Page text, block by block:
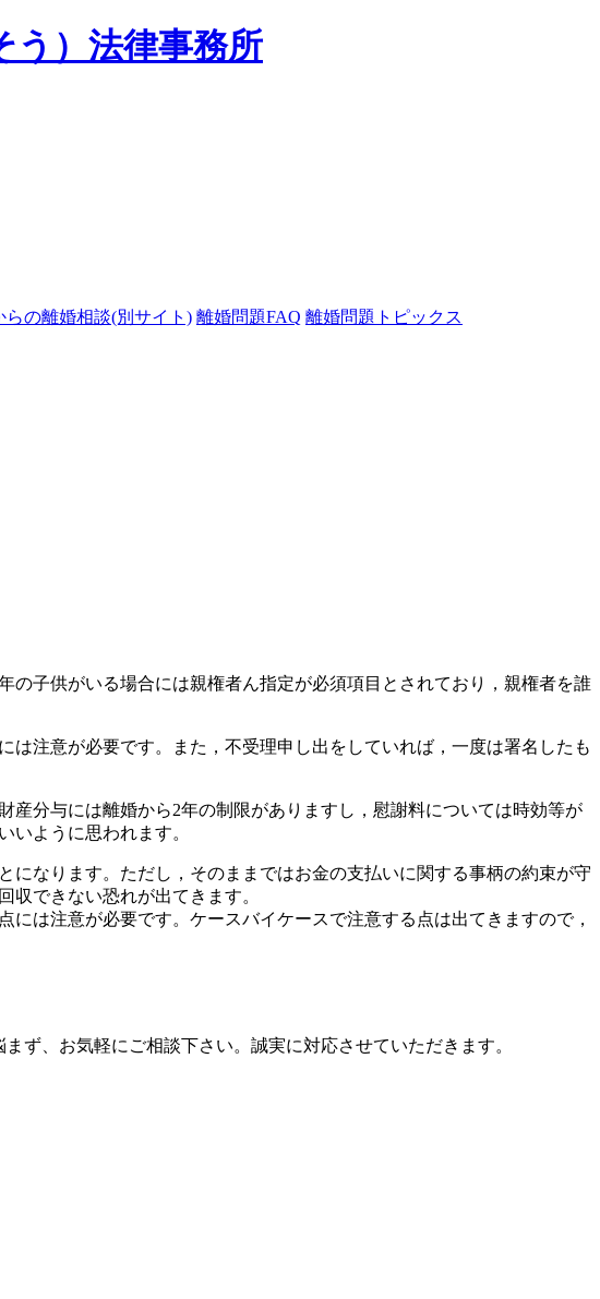
らの離婚相談(別サイト) 離婚問題FAQ 離婚問題トピックス
子供がいる場合には親権者ん指定が必須項目とされており，親権者を誰
注意が必要です。また，不受理申し出をしていれば，一度は署名したも
分与には離婚から2年の制限がありますし，慰謝料については時効等が
いように思われます。
なります。ただし，そのままではお金の支払いに関する事柄の約束が守
できない恐れが出てきます。
は注意が必要です。ケースバイケースで注意する点は出てきますので，
ず、お気軽にご相談下さい。誠実に対応させていただきます。